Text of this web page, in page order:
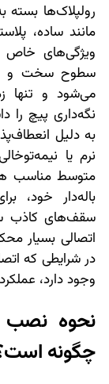
رولپلاک‌ها بسته
مانند ساده،
ویژگی‌های خاص
سطوح سخت و
می‌شود و تنها
نگه‌داری پیچ را
به دلیل
نرم یا
متوسط مناسب‌
باله‌دار خود،
سقف‌های کاذب
اتصالی بسیار
در شرایطی که
وجود دارد،
نحوه نصب
چگونه